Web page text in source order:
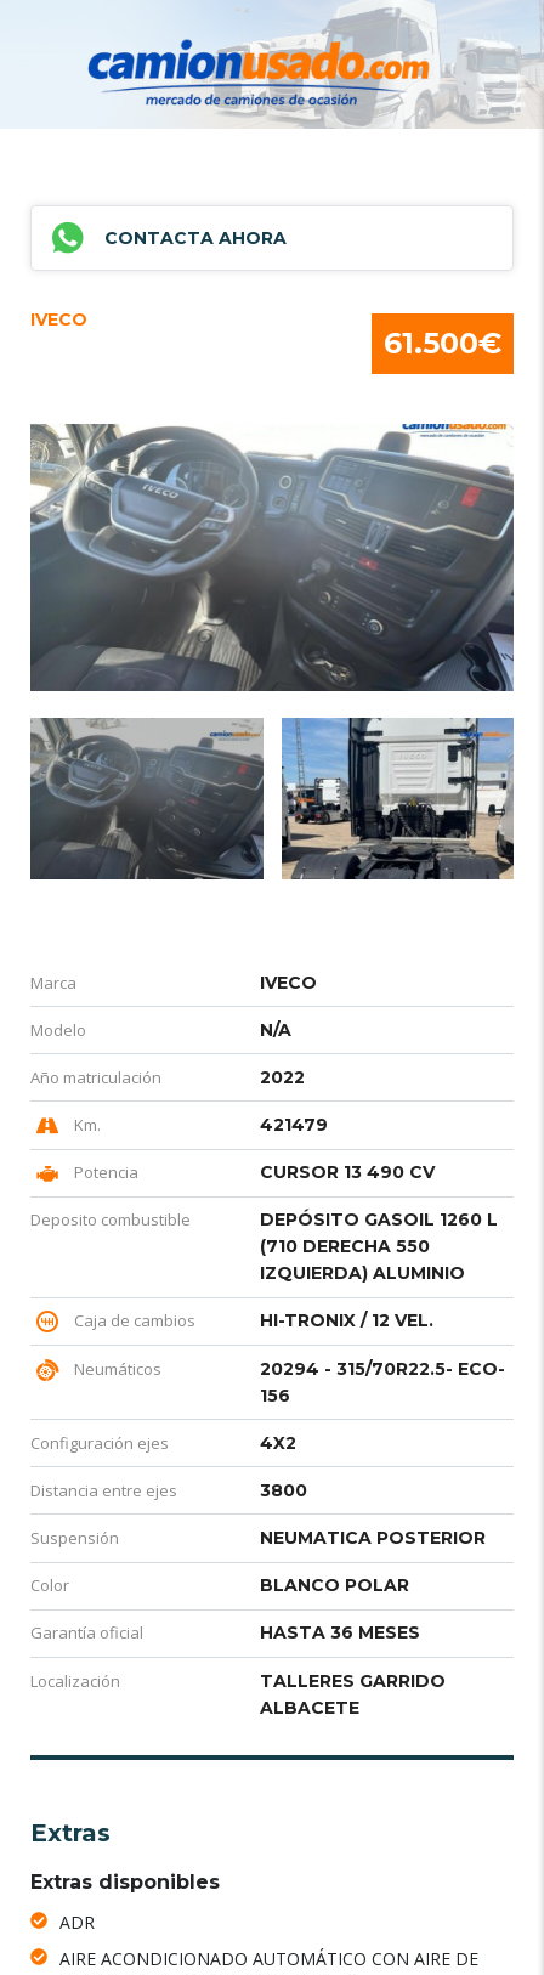
CONTACTA AHORA
IVECO
61.500€
Marca IVECO
Modelo N/A
Año matriculación 2022
Km. 421479
Potencia CURSOR 13 490 CV
Deposito combustible
DEPÓSITO GASOIL 1260 L
(710 DERECHA 550
IZQUIERDA) ALUMINIO
Caja de cambios HI-TRONIX / 12 VEL.
Neumáticos
20294 - 315/70R22.5- ECO-
156
Configuración ejes 4X2
Distancia entre ejes 3800
Suspensión NEUMATICA POSTERIOR
Color BLANCO POLAR
Garantía oficial HASTA 36 MESES
Localización
TALLERES GARRIDO
ALBACETE
Extras
Extras disponibles
ADR
AIRE ACONDICIONADO AUTOMÁTICO CON AIRE DE